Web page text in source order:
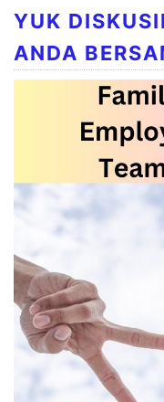
YUK
ANDA